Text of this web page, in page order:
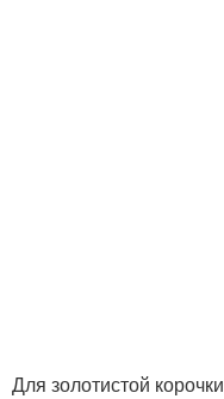
Для золотистой корочки